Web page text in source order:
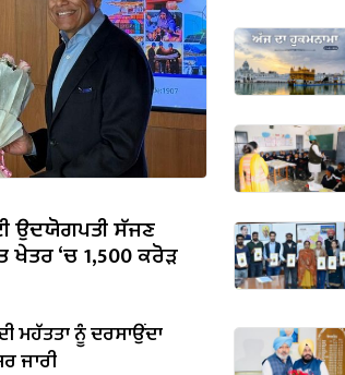
ਉਦਯੋਗਪਤੀ ਸੱਜਣ
‘ਚ ₹1,500 ਕਰੋੜ
ਮਹੱਤਤਾ ਨੂੰ ਦਰਸਾਉਂਦਾ
ਜਾਰੀ